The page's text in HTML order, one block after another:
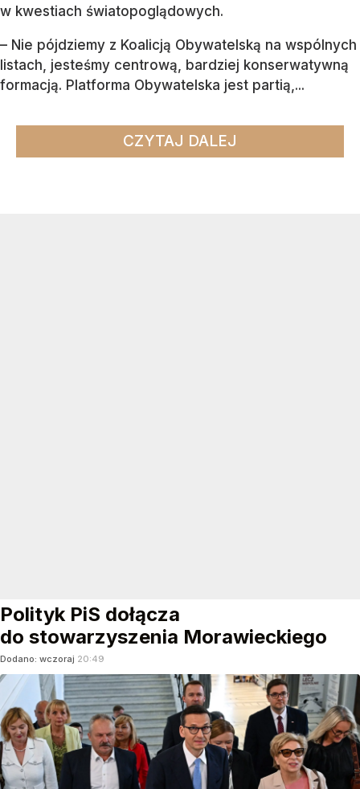
w kwestiach światopoglądowych.
– Nie pójdziemy z Koalicją Obywatelską na wspólnych
listach, jesteśmy centrową, bardziej konserwatywną
formacją. Platforma Obywatelska jest partią,...
CZYTAJ DALEJ
Polityk PiS dołącza
do stowarzyszenia Morawieckiego
Dodano: wczoraj 20:49